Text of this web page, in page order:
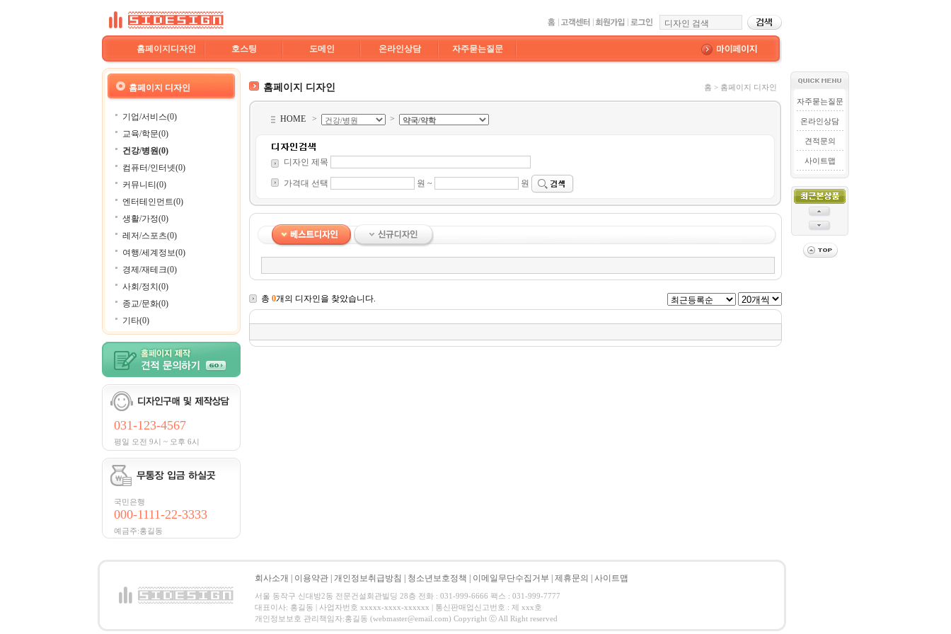
홈페이지디자인 호스팅 도메인 온라인상담 자주묻는질문
홈페이지 디자인
기업/서비스(0)
교육/학문(0)
건강/병원(0)
컴퓨터/인터넷(0)
커뮤니티(0)
엔터테인먼트(0)
생활/가정(0)
레저/스포츠(0)
여행/세계정보(0)
경제/재테크(0)
사회/정치(0)
종교/문화(0)
기타(0)
031-123-4567
평일 오전 9시 ~ 오후 6시
국민은행
000-1111-22-3333
예금주:홍길동
홈페이지 디자인 홈 > 홈페이지 디자인
HOME > >
디자인 제목
가격대 선택 원 ~ 원
총 0개의 디자인을 찾았습니다.
자주묻는질문
온라인상담
견적문의
사이트맵
회사소개 이용약관 개인정보취급방침 청소년보호정책 이메일무단수집거부 제휴문의 사이트맵
서울 동작구 신대방2동 전문건설회관빌딩 28층 전화 : 031-999-6666 팩스 : 031-999-7777
대표이사: 홍길동 | 사업자번호 xxxxx-xxxx-xxxxxx | 통신판매업신고번호 : 제 xxx호
개인정보보호 관리책임자:홍길동 (webmaster@email.com) Copyright ⓒ All Right reserved